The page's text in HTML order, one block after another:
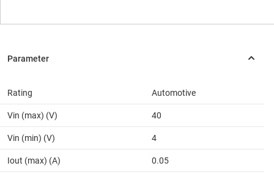
Rating Automotive
Vin (max) (V) 40
Vin (min) (V) 4
Iout (max) (A) 0.05